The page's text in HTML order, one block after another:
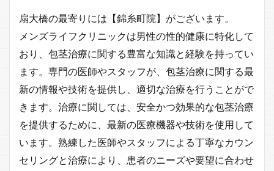
扇大橋の最寄りには【錦糸町院】がございます。
メンズライフクリニックは男性の性的健康に特化して
おり、包茎治療に関する豊富な知識と経験を持ってい
ます。専門の医師やスタッフが、包茎治療に関する最
新の情報や技術を提供し、適切な治療を行うことがで
きます。治療に関しては、安全かつ効果的な包茎治療
を提供するために、最新の医療機器や技術を使用して
います。熟練した医師やスタッフによる丁寧なカウン
セリングと治療により、患者のニーズや要望に合わせ